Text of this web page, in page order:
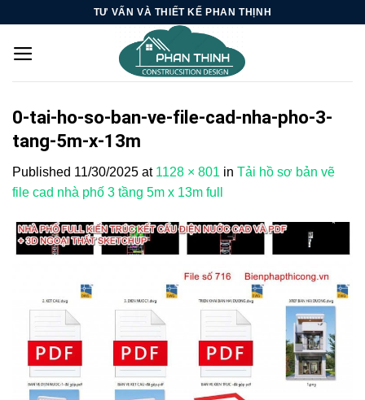
content
TƯ VẤN VÀ THIẾT KẾ PHAN THỊNH
0-tai-ho-so-ban-ve-file-cad-nha-pho-3-
tang-5m-x-13m
Published 11/30/2025 at 1128 × 801 in Tải hồ sơ bản vẽ
file cad nhà phố 3 tầng 5m x 13m full